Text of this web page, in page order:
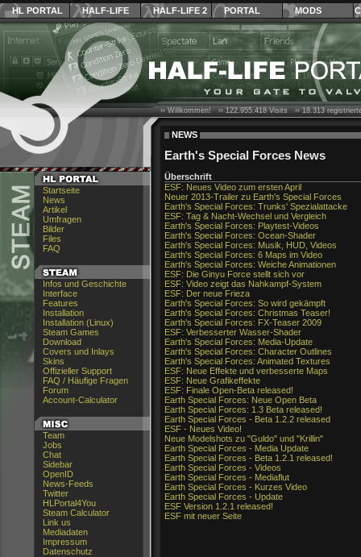
HL PORTAL HALF-LIFE HALF-LIFE 2 PORTAL MODS
Startseite
News
Artikel
Umfragen
Bilder
Files
FAQ
Infos und Geschichte
Interface
Features
Installation
Installation (Linux)
Steam Games
Download
Covers und Inlays
Skins
Offizieller Support
FAQ / Häufige Fragen
Forum
Account-Calculator
Team
Jobs
Chat
Sidebar
OpenID
News-Feeds
Twitter
HLPortal4You
Steam Calculator
Link us
Mediadaten
Impressum
Datenschutz
›› Willkommen! ››122.955.418Visits ››18.313
NEWS
Earth's Special Forces News
Überschrift
ESF: Neues Video zum ersten April
Neuer 2013-Trailer zu Earth's Special Forces
Earth's Special Forces: Trunks' Spezialattacke
ESF: Tag & Nacht-Wechsel und Vergleich
Earth's Special Forces: Playtest-Videos
Earth's Special Forces: Ocean-Shader
Earth's Special Forces: Musik, HUD, Videos
Earth's Special Forces: 6 Maps im Video
Earth's Special Forces: Weiche Animationen
ESF: Die Ginyu Force stellt sich vor
ESF: Video zeigt das Nahkampf-System
ESF: Der neue Frieza
Earth's Special Forces: So wird gekämpft
Earth's Special Forces: Christmas Teaser!
Earth's Special Forces: FX-Teaser 2009
ESF: Verbesserter Wasser-Shader
Earth's Special Forces: Media-Update
Earth's Special Forces: Character Outlines
Earth's Special Forces: Animated Textures
ESF: Neue Effekte und verbesserte Maps
ESF: Neue Grafikeffekte
ESF: Finale Open-Beta released!
Earth Special Forces: Neue Open Beta
Earth Special Forces: 1.3 Beta released!
Earth Special Forces - Beta 1.2.2 released
ESF - Neues Video!
Neue Modelshots zu "Guldo" und "Krillin"
Earth Special Forces - Media Update
Earth Special Forces - Beta 1.2.1 released!
Earth Special Forces - Videos
Earth Special Forces - Mediaflut
Earth Special Forces - Kurzes Video
Earth Special Forces - Update
ESF Version 1.2.1 released!
ESF mit neuer Seite